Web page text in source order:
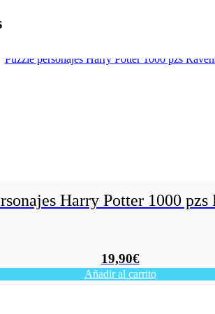
Harry Potter 1000 pzs
19,90€
Añadir al carrito